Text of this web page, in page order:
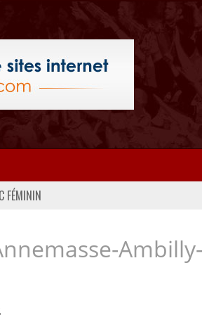
FÉMININ
Ambilly-